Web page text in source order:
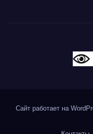
Сайт работает на